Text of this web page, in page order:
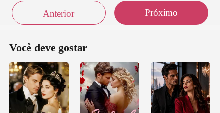
Anterior Próximo
Você deve gostar